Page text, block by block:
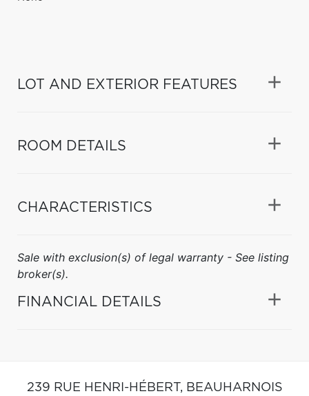
LOT AND EXTERIOR FEATURES
ROOM DETAILS
CHARACTERISTICS
Sale with exclusion(s) of legal warranty - See listing
broker(s).
FINANCIAL DETAILS
239 RUE HENRI-HÉBERT, BEAUHARNOIS